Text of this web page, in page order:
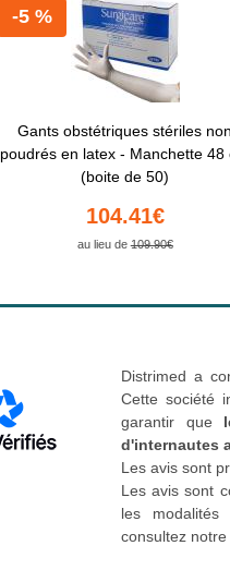
-5 %
Gants obstétriques stériles non
poudrés en latex - Manchette 48
(boite de 50)
104.41€
au lieu de109.90€
Distrimed a
Cette société
garantir que
d'internautes
Les avis sont
Les avis sont
les
consultez notre